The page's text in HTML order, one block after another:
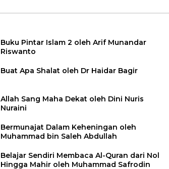
Buku Pintar Islam 2 oleh Arif Munandar
Riswanto
Buat Apa Shalat oleh Dr Haidar Bagir
Allah Sang Maha Dekat oleh Dini Nuris
Nuraini
Bermunajat Dalam Keheningan oleh
Muhammad bin Saleh Abdullah
Belajar Sendiri Membaca Al-Quran dari Nol
Hingga Mahir oleh Muhammad Safrodin